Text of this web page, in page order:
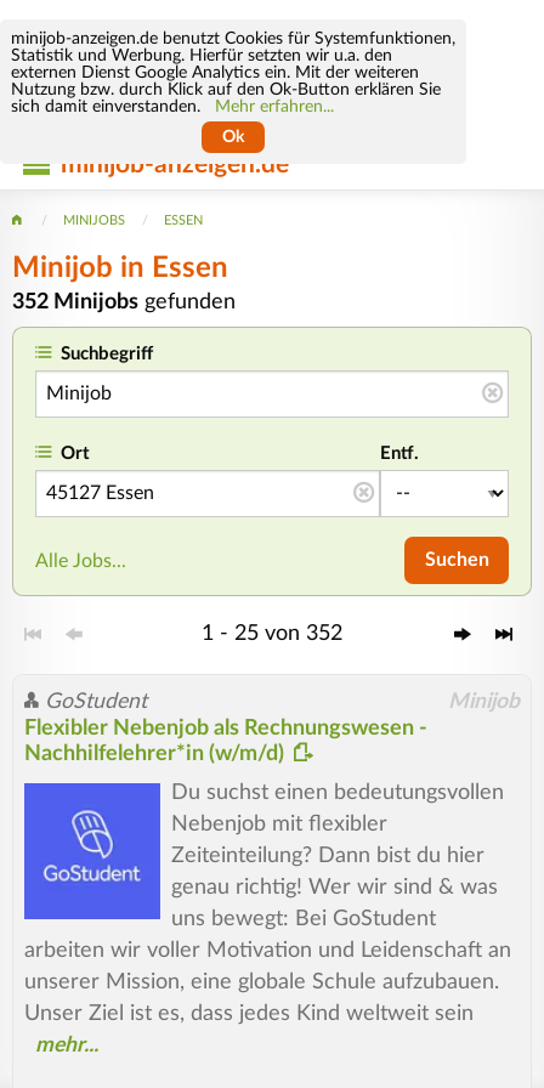
minijob-anzeigen.de benutzt Cookies für Systemfunktionen,
Statistik und Werbung. Hierfür setzten wir u.a. den
externen Dienst Google Analytics ein. Mit der weiteren
Nutzung bzw. durch Klick auf den Ok-Button erklären Sie
sich damit einverstanden.
Mehr erfahren...
Ok
minijob-anzeigen.de
MINIJOBS ESSEN
Minijob in Essen
352 Minijobs gefunden
Suchbegriff
Ort Entf.
Alle Jobs... Suchen
1 - 25 von 352
GoStudent Minijob
Flexibler Nebenjob als Rechnungswesen -
Nachhilfelehrer*in (w/m/d)
Du suchst einen bedeutungsvollen
Nebenjob mit flexibler
Zeiteinteilung? Dann bist du hier
genau richtig! Wer wir sind & was
uns bewegt: Bei GoStudent
arbeiten wir voller Motivation und Leidenschaft an
unserer Mission, eine globale Schule aufzubauen.
Unser Ziel ist es, dass jedes Kind weltweit sein